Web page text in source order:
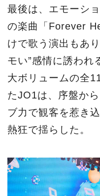
最後は、エモーシ
の楽曲「Forever
けで歌う演出もあ
モい”感情に誘われ
大ボリュームの全
たJO1は、序盤か
ブ力で観客を惹き
熱狂で揺らした。